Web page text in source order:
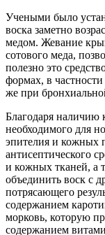
Учеными было
воска заметно
медом. Жевание
сотового меда,
полезно это
формах, в
же при
Благодаря наличию
необходимого для
эпителия и кожных
антисептического
и кожных тканей, а
объединить воск с
потрясающего
содержанием
морковь, которую
содержанием